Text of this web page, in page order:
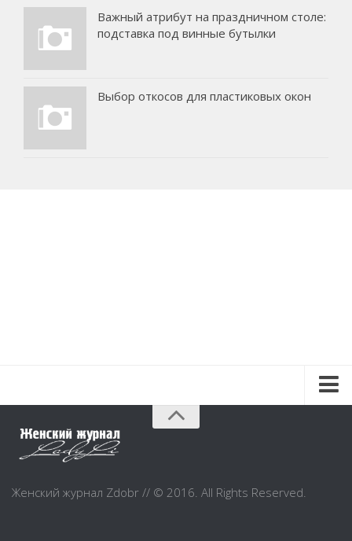
Важный атрибут на праздничном столе:
подставка под винные бутылки
Выбор откосов для пластиковых окон
Красота
Женский журнал Zdobr // © 2016. All Rights Reserved.